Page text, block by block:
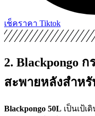
เช็คราคา Tiktok
2. Blackpongo ก
สะพายหลังสำหรั
Blackpongo 50L เป็นเป้เ